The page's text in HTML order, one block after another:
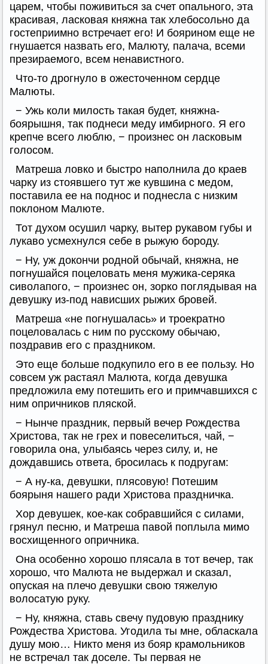
царем, чтобы поживиться за счет опального, эта
красивая, ласковая княжна так хлебосольно да
гостеприимно встречает его! И боярином еще не
гнушается назвать его, Малюту, палача, всеми
презираемого, всем ненавистного.
Что-то дрогнуло в ожесточенном сердце
Малюты.
− Ужь коли милость такая будет, княжна-
боярышня, так поднеси меду имбирного. Я его
крепче всего люблю, − произнес он ласковым
голосом.
Матреша ловко и быстро наполнила до краев
чарку из стоявшего тут же кувшина с медом,
поставила ее на поднос и поднесла с низким
поклоном Малюте.
Тот духом осушил чарку, вытер рукавом губы и
лукаво усмехнулся себе в рыжую бороду.
− Ну, уж докончи родной обычай, княжна, не
погнушайся поцеловать меня мужика-серяка
сиволапого, − произнес он, зорко поглядывая на
девушку из-под нависших рыжих бровей.
Матреша «не погнушалась» и троекратно
поцеловалась с ним по русскому обычаю,
поздравив его с праздником.
Это еще больше подкупило его в ее пользу. Но
совсем уж растаял Малюта, когда девушка
предложила ему потешить его и примчавшихся с
ним опричников пляской.
− Нынче праздник, первый вечер Рождества
Христова, так не грех и повеселиться, чай, −
говорила она, улыбаясь через силу, и, не
дождавшись ответа, бросилась к подругам:
− А ну-ка, девушки, плясовую! Потешим
боярыня нашего ради Христова праздничка.
Хор девушек, кое-как собравшийся с силами,
грянул песню, и Матреша павой поплыла мимо
восхищенного опричника.
Она особенно хорошо плясала в тот вечер, так
хорошо, что Малюта не выдержал и сказал,
опуская на плечо девушки свою тяжелую
волосатую руку.
− Ну, княжна, ставь свечу пудовую празднику
Рождества Христова. Угодила ты мне, обласкала
душу мою… Никто меня из бояр крамольников
не встречал так доселе. Ты первая не